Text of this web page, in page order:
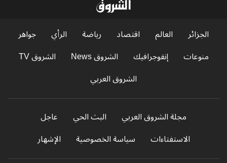
الجزائر العالم اقتصاد رياضة الرأي
جواهر
منوعات
إنفوجرافيك الشروق News
الشروق TV
الشروق العربي
مجلة الشروق العربي البث الحي
عاجل
الاستفتاءات
سياسة الخصوصية الإشهار